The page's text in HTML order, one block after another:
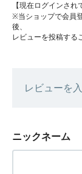
【現在ログインされ
※当ショップで会員
後、
レビューを投稿する
レビューを
ニックネーム